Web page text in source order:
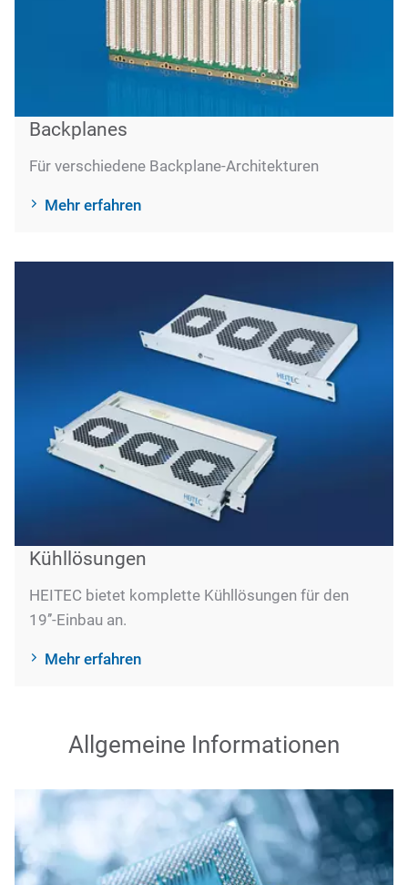
Backplanes
Für verschiedene Backplane-Architekturen
Mehr erfahren
Kühllösungen
HEITEC bietet komplette Kühllösungen für den
19’’-Einbau an.
Mehr erfahren
Allgemeine Informationen